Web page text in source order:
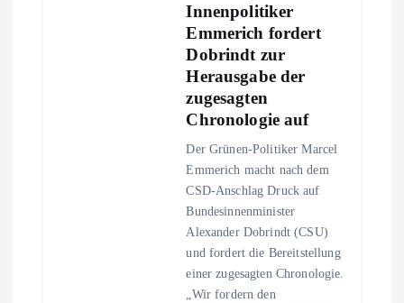
Innenpolitiker
Emmerich fordert
Dobrindt zur
Herausgabe der
zugesagten
Chronologie auf
Der Grünen-Politiker Marcel
Emmerich macht nach dem
CSD-Anschlag Druck auf
Bundesinnenminister
Alexander Dobrindt (CSU)
und fordert die Bereitstellung
einer zugesagten Chronologie.
„Wir fordern den